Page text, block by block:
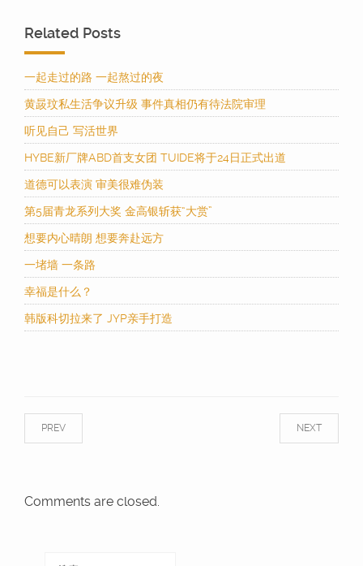
Related Posts
一起走过的路 一起熬过的夜
黄晸玟私生活争议升级 事件真相仍有待法院审理
听见自己 写活世界
HYBE新厂牌ABD首支女团 TUIDE将于24日正式出道
道德可以表演 审美很难伪装
第5届青龙系列大奖 金高银斩获“大赏”
想要内心晴朗 想要奔赴远方
一堵墙 一条路
幸福是什么？
韩版科切拉来了 JYP亲手打造
NEXT
PREV
Comments are closed.